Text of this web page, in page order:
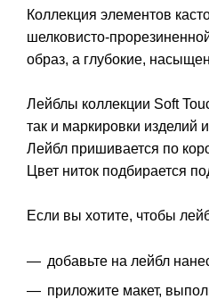
Коллекция элементов
шелковисто-
образ, а глубокие,
Лейблы коллекции Soft
так и маркировки изделий
Лейбл пришивается по
Цвет ниток подбирается
Если вы хотите, чтобы
добавьте на лейбл
приложите макет,